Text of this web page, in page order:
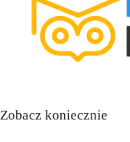
Zobacz koniecznie